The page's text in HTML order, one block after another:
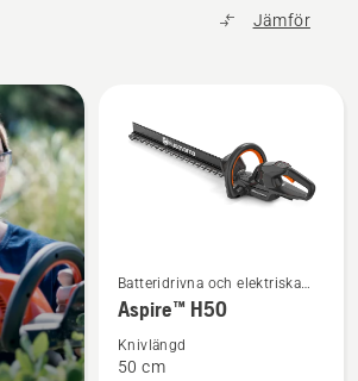
Jämför
Se
mer
om
Batteridrivna och elektriska
häcksaxar
Aspire™ H50
Knivlängd
50 cm